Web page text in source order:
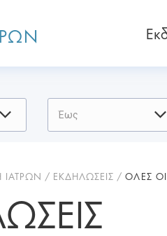
ΙΑΤΡΩΝ ΕΚΔΗΛΩΣΕΙΣ ΟΛΕΣ